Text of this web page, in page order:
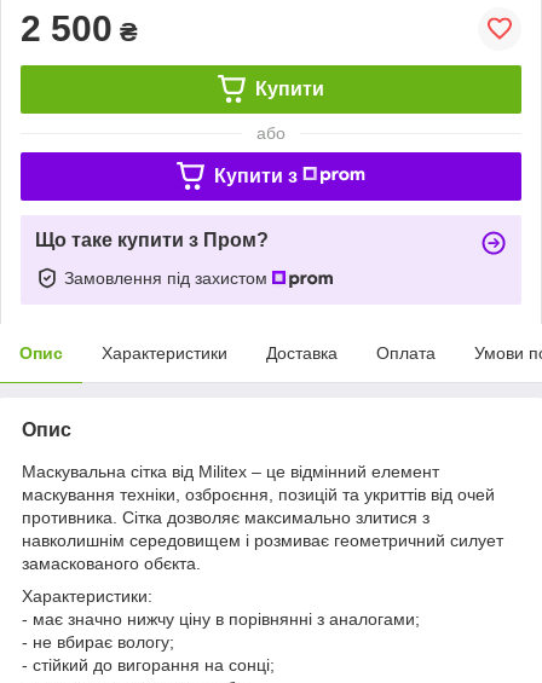
2 500 ₴
Купити
або
Купити з
Що таке купити з Пром?
Замовлення під захистом
Опис Характеристики Доставка Оплата Умови
Опис
Маскувальна сітка від Militex – це відмінний елемент
маскування техніки, озброєння, позицій та укриттів від очей
противника. Сітка дозволяє максимально злитися з
навколишнім середовищем і розмиває геометричний силует
замаскованого обєкта.
Характеристики:
- має значно нижчу ціну в порівнянні з аналогами;
- не вбирає вологу;
- стійкий до вигорання на сонці;